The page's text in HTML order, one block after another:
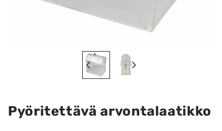
Pyöritettävä arvontalaatikko